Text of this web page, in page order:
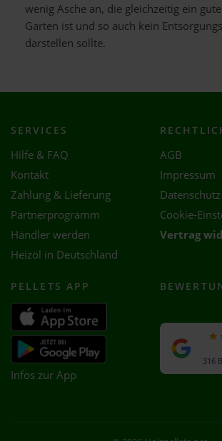
wenig Asche an, die gleichzeitig ein
Garten ist und so auch kein
darstellen sollte.
SERVICES
Hilfe & FAQ
Kontakt
Zahlung & Lieferung
Partnerprogramm
Händler werden
Heizöl in Deutschland
AGB
Impressum
Datenschutz
Cookie-
Vertrag
PELLETS APP
Infos zur App
316